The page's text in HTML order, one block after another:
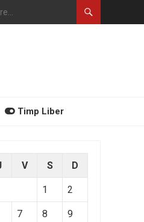
Timp Liber
V S D
1 2
7 8 9